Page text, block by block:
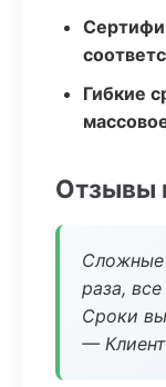
Гибкие
Отзывы
Сложные
раза,
Сроки
—